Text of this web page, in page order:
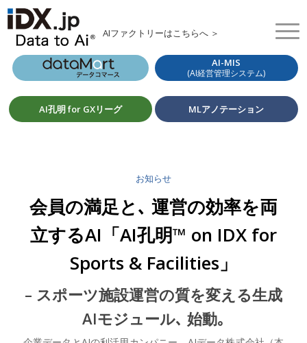
AIファクトリーはこちらへ ＞
AI-MIS
(AI経営管理システム)
AI孔明 for GXリーグ MLアノテーション
お知らせ
会員の満足と､ 運営の効率を両
立するAI「AI孔明™ on IDX for
Sports & Facilities」
– スポーツ施設運営の質を変える生成
AIモジュール､ 始動｡